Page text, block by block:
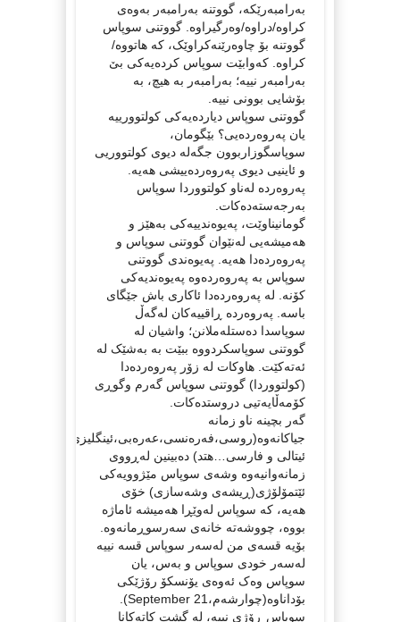
بەرامبەرێکە، گووتنە بەرامبەر بەوەی
کراوە/دراوە/وەرگیراوە. گووتنی سوپاس
گووتنە بۆ چاوەرێنەکراوێک، کە هاتووە/
کراوە. کەوابێت سوپاس کردەیەکی بێ
بەرامبەر نییە؛ بەرامبەر بە هیچ، بە
بۆشایی بوونی نییە.
گووتنی سوپاس دیاردەیەکی کولتوورییە
یان پەروەردەیی؟ بێگومان،
سوپاسگوزاربوون جگەلە دیوی کولتووریی
و ئاینیی دیوی پەروەردەییشی هەیە.
پەروەردە لەناو کولتووردا سوپاس
بەرجەستەدەکات.
گومانیناوێت، پەیوەندییەکی بەهێز و
هەمیشەیی لەنێوان گووتنی سوپاس و
پەروەردەدا هەیە. پەیوەندی گووتنی
سوپاس بە پەروەردەوە پەیوەندیەکی
کۆنە. لە پەروەردەدا ئاکاری باش جێگای
باسە. پەروەردە ڕاقییەکان لەگەڵ
سوپاسدا دەستلەملانن؛ واشیان لە
گووتنی سوپاسکردووە ببێت بە بەشێک لە
ئەتەکێت. هاوکات لە زۆر پەروەردەدا
(کولتووردا) گووتنی سوپاس گەرم وگوڕی
کۆمەڵایەتیی دروستدەکات.
گەر بچینە ناو زمانە
جیاکانەوە(روسی،فەرەنسی،عەرەبی،ئینگلیزی،
ئیتالی و فارسی…هتد) دەبینین لەڕووی
زمانەوانیەوە وشەی سوپاس مێژوویەکی
ئێتمۆلۆژی(ڕیشەی وشەسازی) خۆی
هەیە، کە سوپاس لەوێڕا هەمیشە ئاماژە
بووە، چووشەتە خانەی سەرسوڕمانەوە.
بۆیە قسەی من لەسەر سوپاس قسە نییە
لەسەر خودی سوپاس و بەس، یان
سوپاس وەک ئەوەی یۆنسکۆ رۆژێکی
بۆداناوە(چوارشەم،September 21).
سوپاس ڕۆژی نییە، لە گشت کاتەکانا